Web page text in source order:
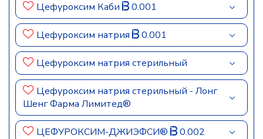
Цефуроксим Каби 0.001
Цефуроксим натрия 0.001
Цефуроксим натрия стерильный
Цефуроксим натрия стерильный - Лонг
Шенг Фарма Лимитед®
ЦЕФУРОКСИМ-ДЖИЭФСИ® 0.002